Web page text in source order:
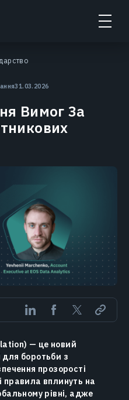
31.03.2026
Вимог За
— це новий
боротьби з
прозорості
правила вплинуть на
рівні, адже